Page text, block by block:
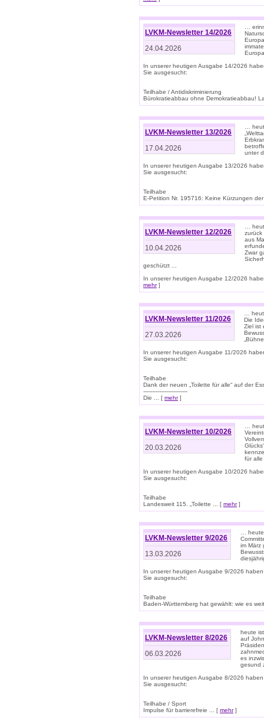
LVKM-Newsletter 14/2026
24.04.2026
…
In unserer heutigen Ausgabe 14/2026
Sie ausgesucht:
Teilhabe / Antidiskriminierung
Bürokratieabbau ohne Demokratieabbau!
LVKM-Newsletter 13/2026
17.04.2026
…
unter
In unserer heutigen Ausgabe 13/2026
Sie ausgesucht:
Teilhabe
E-Petition Nr. 195716: Keine Kürzungen
LVKM-Newsletter 12/2026
10.04.2026
…
zurück
aus
Zwar
geschützt ...
In unserer heutigen Ausgabe 12/2026
mehr]
LVKM-Newsletter 11/2026
27.03.2026
…
Die
Ziel ist
In unserer heutigen Ausgabe 11/2026
Sie ausgesucht:
Teilhabe
Dank der neuen „Toilette für alle“ auf der
-------------------------
Die ... [ mehr]
LVKM-Newsletter 10/2026
20.03.2026
…
für
In unserer heutigen Ausgabe 10/2026
Sie ausgesucht:
Teilhabe
Landesweit 115. „Toilette ... [ mehr]
LVKM-Newsletter 9/2026
13.03.2026
…
im März
In unserer heutigen Ausgabe 9/2026
Sie ausgesucht:
Teilhabe
Baden-Württemberg hat gewählt: wie es
LVKM-Newsletter 8/2026
06.03.2026
heute
auf
es
gesund
In unserer heutigen Ausgabe 8/2026
Sie ausgesucht:
Teilhabe / Sport
Impulse für barrierefreie ... [ mehr]